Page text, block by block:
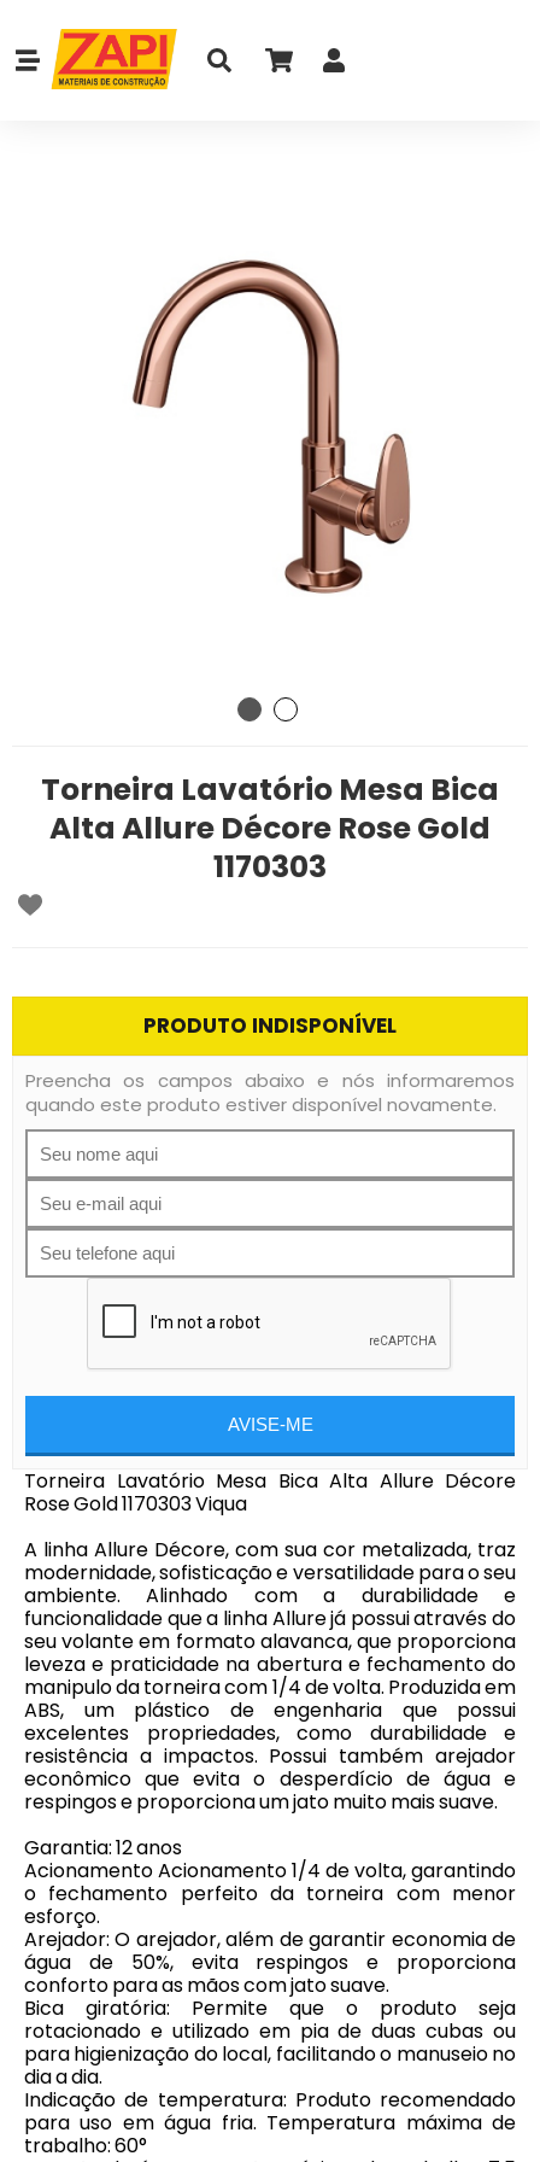
Torneira Lavatório Mesa Bica
Alta Allure Décore Rose Gold
1170303
PRODUTO INDISPONÍVEL
Preencha os campos abaixo e nós informaremos
quando este produto estiver disponível novamente.
AVISE-ME
Torneira Lavatório Mesa Bica Alta Allure Décore
Rose Gold 1170303 Viqua
A linha Allure Décore, com sua cor metalizada, traz
modernidade, sofisticação e versatilidade para o seu
ambiente. Alinhado com a durabilidade e
funcionalidade que a linha Allure já possui através do
seu volante em formato alavanca, que proporciona
leveza e praticidade na abertura e fechamento do
manipulo da torneira com 1/4 de volta. Produzida em
ABS, um plástico de engenharia que possui
excelentes propriedades, como durabilidade e
resistência a impactos. Possui também arejador
econômico que evita o desperdício de água e
respingos e proporciona um jato muito mais suave.
Garantia: 12 anos
Acionamento Acionamento 1/4 de volta, garantindo
o fechamento perfeito da torneira com menor
esforço.
Arejador: O arejador, além de garantir economia de
água de 50%, evita respingos e proporciona
conforto para as mãos com jato suave.
Bica giratória: Permite que o produto seja
rotacionado e utilizado em pia de duas cubas ou
para higienização do local, facilitando o manuseio no
dia a dia.
Indicação de temperatura: Produto recomendado
para uso em água fria. Temperatura máxima de
trabalho: 60°